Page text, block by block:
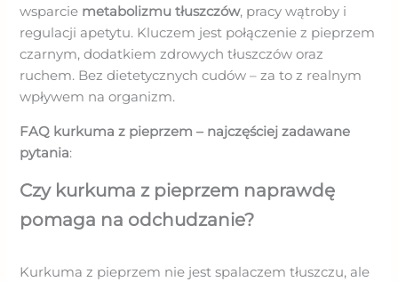
wsparcie metabolizmu tłuszczów, pracy wątroby i
regulacji apetytu. Kluczem jest połączenie z pieprzem
czarnym, dodatkiem zdrowych tłuszczów oraz
ruchem. Bez dietetycznych cudów – za to z realnym
wpływem na organizm.
FAQ kurkuma z pieprzem – najczęściej zadawane
pytania:
Czy kurkuma z pieprzem naprawdę
pomaga na odchudzanie?
Kurkuma z pieprzem nie jest spalaczem tłuszczu, ale